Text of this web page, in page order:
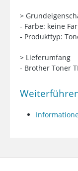
>
- Farbe: keine
- Produkttyp:
> Lieferumfang
- Brother Toner